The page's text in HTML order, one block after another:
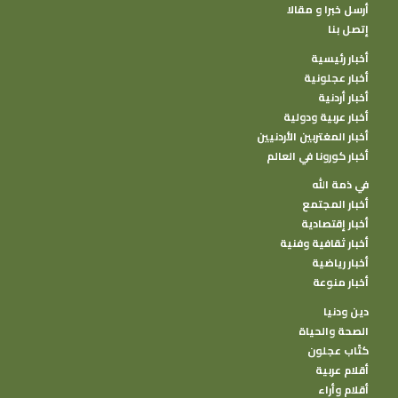
أرسل خبرا و مقالا
إتصل بنا
أخبار رئيسية
أخبار عجلونية
أخبار أردنية
أخبار عربية ودولية
أخبار المغتربين الأردنيين
أخبار كورونا في العالم
في ذمة الله
أخبار المجتمع
أخبار إقتصادية
أخبار ثقافية وفنية
أخبار رياضية
أخبار منوعة
دين ودنيا
الصحة والحياة
كتًاب عجلون
أقلام عربية
أقلام وأراء